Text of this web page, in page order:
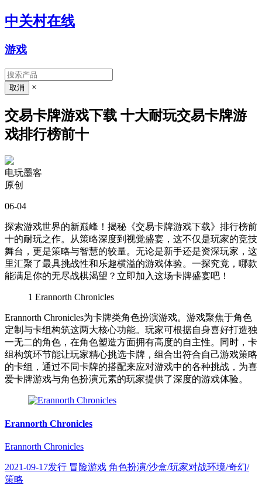
中关村在线
游戏
×
交易卡牌游戏下载 十大耐玩交易卡牌游
戏排行榜前十
电玩墨客
原创
06-04
探索游戏世界的新巅峰！揭秘《交易卡牌游戏下载》排行榜前
十的耐玩之作。从策略深度到视觉盛宴，这不仅是玩家的竞技
舞台，更是策略与智慧的较量。无论是新手还是资深玩家，这
里汇聚了最具挑战性和乐趣横溢的游戏体验。一探究竟，哪款
能满足你的无尽战棋渴望？立即加入这场卡牌盛宴吧！
1 Erannorth Chronicles
Erannorth Chronicles为卡牌类角色扮演游戏。游戏聚焦于角色
定制与卡组构筑这两大核心功能。玩家可根据自身喜好打造独
一无二的角色，在角色塑造方面拥有高度的自主性。同时，卡
组构筑环节能让玩家精心挑选卡牌，组合出符合自己游戏策略
的卡组，通过不同卡牌的搭配来应对游戏中的各种挑战，为喜
爱卡牌游戏与角色扮演元素的玩家提供了深度的游戏体验。
Erannorth Chronicles
Erannorth Chronicles
2021-09-17发行 冒险游戏 角色扮演/沙盒/玩家对战环境/奇幻/
策略